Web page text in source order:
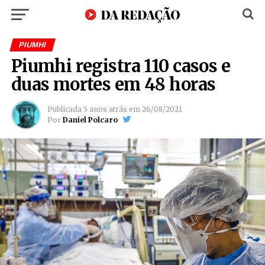
PIUMHI
Piumhi registra 110 casos e
duas mortes em 48 horas
Publicada 5 anos atrás em 26/08/2021
Por Daniel Polcaro